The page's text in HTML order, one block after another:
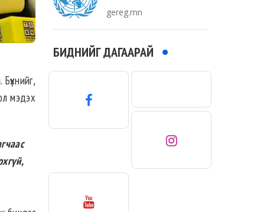
мэдэх
gereg.mn
БИДНИЙГ ДАГААРАЙ